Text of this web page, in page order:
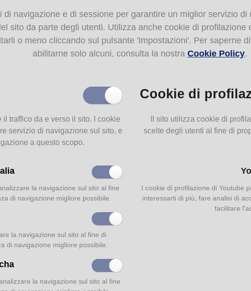
allegati:
Allevamento del baco da seta_unito.pdf
Scarica il documento (6,69
navigazione e di sessione per garantire un miglior servizio
sito da parte degli utenti. Utilizza anche cookie di
o meno cliccando sul pulsante 'Impostazioni'. Per saperne
abilitarne solo alcuni, consulta la nostra Cookie Policy.
traffico da e verso il sito. I cookie
servizio di navigazione sul sito, e
a questo scopo.
la navigazione sul sito al fine
di navigazione migliore possibile.
la navigazione sul sito al fine di
di navigazione migliore possibile.
la navigazione sul sito al fine
Cookie di
Il sito utilizza cookie di
scelte degli utenti al fine di
I cookie di profilazione di Youtube
interessarti di più, fare analisi di
facilitare